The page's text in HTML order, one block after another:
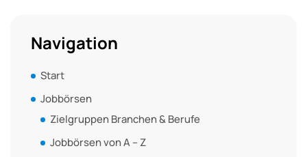
Navigation
Start
Jobbörsen
Zielgruppen Branchen & Berufe
Jobbörsen von A – Z